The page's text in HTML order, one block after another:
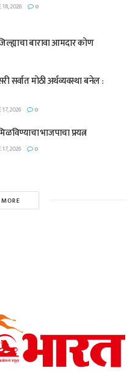
2026 0
बारावा आमदार कोण
सर्वात मोठी अर्थव्यवस्था बनेल :
2026 0
भाजपाचा प्रयत्न
2026 0